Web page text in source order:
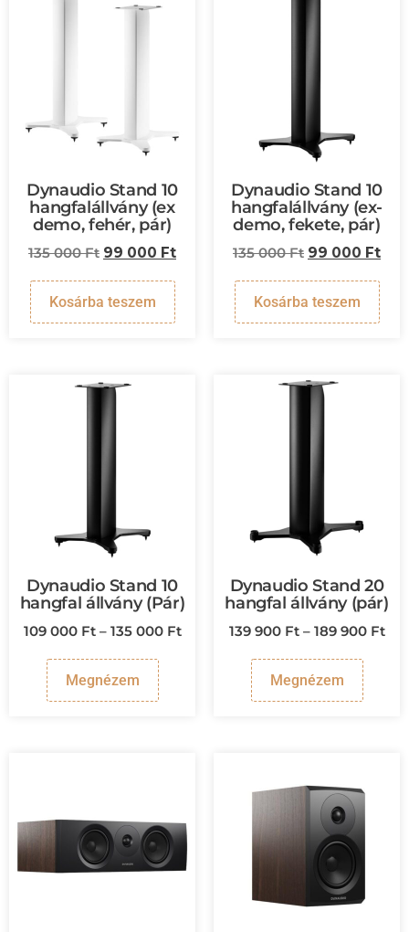
Dynaudio Stand 10
hangfalállvány (ex
demo, fehér, pár)
135 000Ft 99 000 Ft
Kosárba teszem
Dynaudio Stand 10
hangfalállvány (ex-
demo, fekete, pár)
135 000Ft 99 000 Ft
Kosárba teszem
Dynaudio Stand 10
hangfal állvány (Pár)
109 000 Ft – 135 000 Ft
Megnézem
Dynaudio Stand 20
hangfal állvány (pár)
139 900 Ft – 189 900 Ft
Megnézem